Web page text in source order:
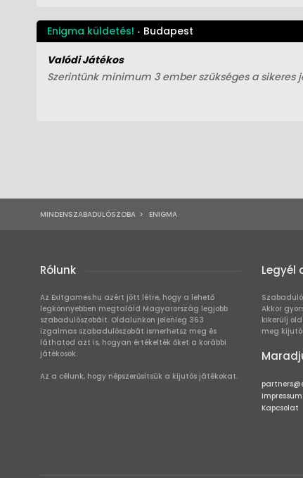
Enigma küldetés! Budapest
Valódi Játékos
Szerintünk minimum 3 ember szükséges a sikeres
MINDENSZABADULÓSZOBA > ENIGMA
Rólunk
Az Exitgames.hu azért jött létre, hogy a lehető
legkönnyebben megtaláld Magyarország legjobb
szabadulószobáit. Oldalunkon jelenleg 363
izgalmas szabadulószobát ismerhetsz meg és
láthatod azt is, hogyan értékelték őket a korábbi
játékosok.
Az a célunk, hogy népszerűsítsük a kijutós játékokat.
Legyél
Akkor
kikerülj
meg
Impressum
Kapcsolat